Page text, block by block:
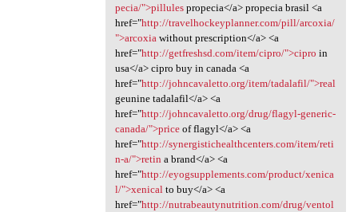
pecia/">pillulespropecia</a> propecia brasil <a
href="http://travelhockeyplanner.com/pill/arcoxia/
">arcoxia without prescription</a> <a
href="http://getfreshsd.com/item/cipro/">cipro in
usa</a> cipro buy in canada <a
href="http://johncavaletto.org/item/tadalafil/">real
geunine tadalafil</a> <a
href="http://johncavaletto.org/drug/flagyl-generic-
canada/">priceof flagyl</a> <a
href="http://synergistichealthcenters.com/item/reti
n-a/">retin a brand</a> <a
href="http://eyogsupplements.com/product/xenica
l/">xenical to buy</a> <a
href="http://nutrabeautynutrition.com/drug/ventol